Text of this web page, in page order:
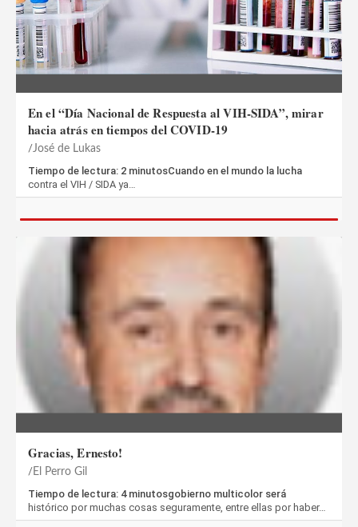
En el “Día Nacional de Respuesta al VIH-SIDA”, mirar
hacia atrás en tiempos del COVID-19
José de Lukas
Tiempo de lectura: 2 minutosCuando en el mundo la lucha
contra el VIH / SIDA ya…
Gracias, Ernesto!
El Perro Gil
Tiempo de lectura: 4 minutosgobierno multicolor será
histórico por muchas cosas seguramente, entre ellas por haber…